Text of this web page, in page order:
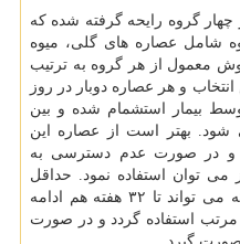
شامل ۴ عصاره از چهار گروه رایحه گرفته شده که
شامل عصاره های گلی، میوه
معمول از هر گروه به ترتیب
و هر عصاره دوبار در روز
به مدت ۱۰ ثانیه توسط بیمار استشمام شده و بین
داده می شود. بهتر است از عصاره این
و در صورت عدم دسترسی به
می توان استفاده نمود. حداقل
طول مدت درمان ۱۲ هفته است که می تواند تا ۳۲ هفته هم ادامه
استفاده گردد و در صورت